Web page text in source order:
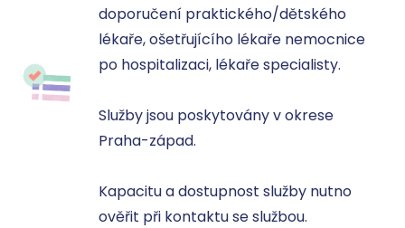
doporučení praktického/dětského
lékaře, ošetřujícího lékaře nemocnice
po hospitalizaci, lékaře specialisty.
Služby jsou poskytovány v okrese
Praha-západ.
Kapacitu a dostupnost služby nutno
ověřit při kontaktu se službou.